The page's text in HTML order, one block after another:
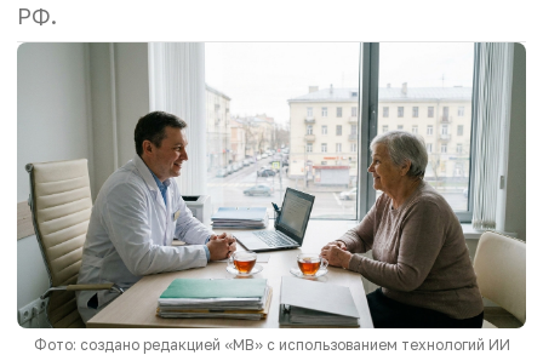
РФ.
Фото: создано редакцией «МВ» с использованием технологий ИИ